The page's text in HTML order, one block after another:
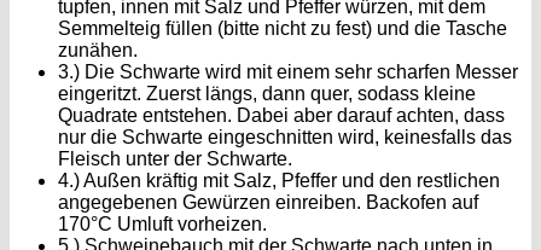
tupfen, innen mit Salz und Pfeffer würzen, mit dem
Semmelteig füllen (bitte nicht zu fest) und die Tasche
zunähen.
3.) Die Schwarte wird mit einem sehr scharfen Messer
eingeritzt. Zuerst längs, dann quer, sodass kleine
Quadrate entstehen. Dabei aber darauf achten, dass
nur die Schwarte eingeschnitten wird, keinesfalls das
Fleisch unter der Schwarte.
4.) Außen kräftig mit Salz, Pfeffer und den restlichen
angegebenen Gewürzen einreiben. Backofen auf
170°C Umluft vorheizen.
5.) Schweinebauch mit der Schwarte nach unten in